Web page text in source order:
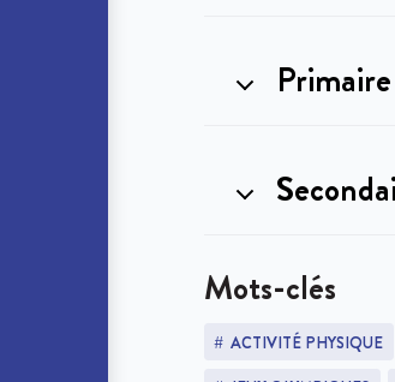
Primaire
Mots-clés
ACTIVITÉ PHYSIQUE